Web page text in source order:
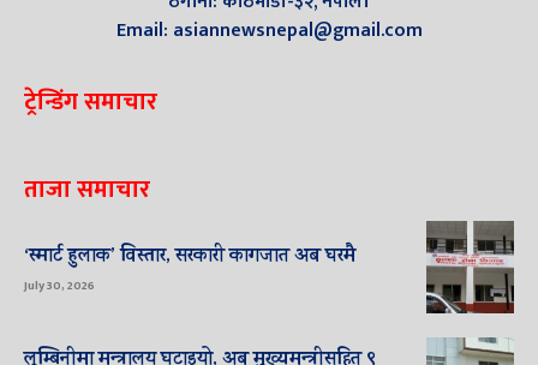
Email: asiannewsnepal@gmail.com
ट्रेन्डिंग समाचार
ताजा समाचार
‘स्मार्ट हुलाक’ विस्तार, सरकारी कागजात अब घरमै
July 30, 2026